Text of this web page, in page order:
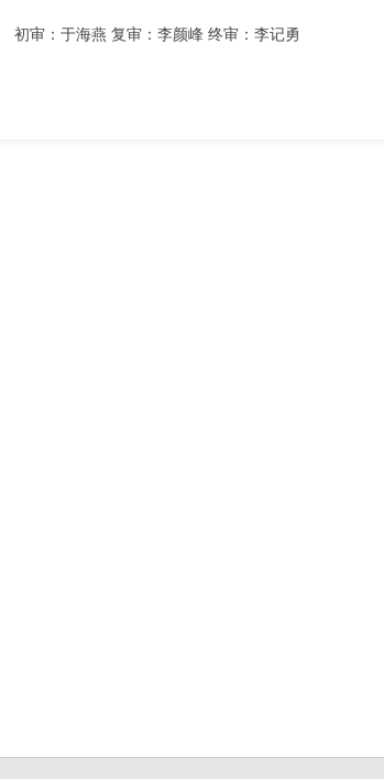
初审：于海燕 复审：李颜峰 终审：李记勇